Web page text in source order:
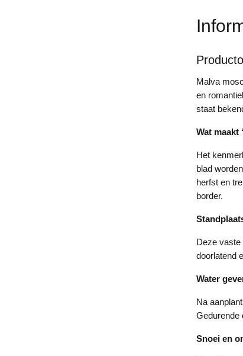
Malva
en
staat
Wat maakt
Het
blad
herfst en
border.
Deze vaste
doorlatend
Water
Na
Gedurende
Snoei en